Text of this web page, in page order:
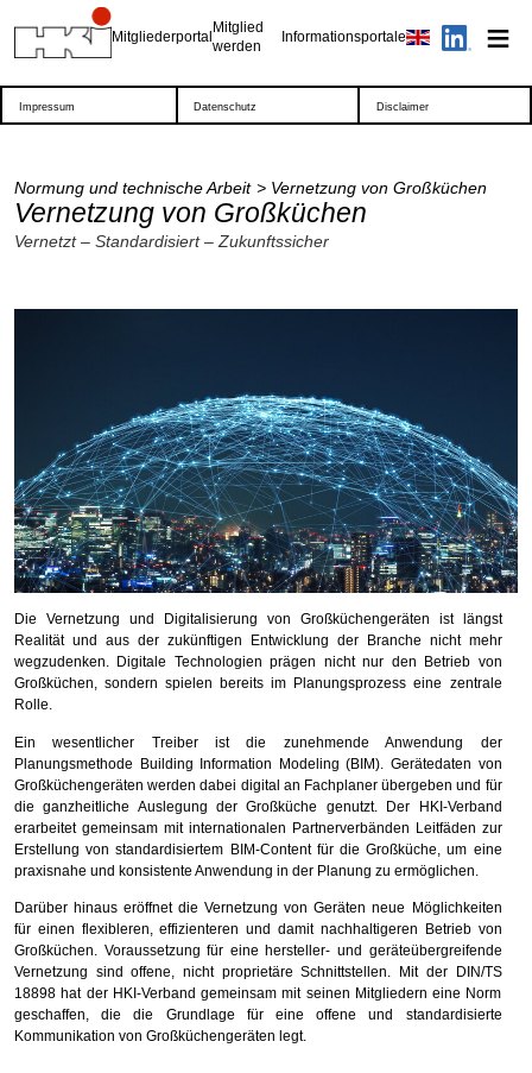
Mitgliederportal
Mitglied
werden
Informationsportale
Impressum Datenschutz Disclaimer
Normung und technische Arbeit Vernetzung von Großküchen
Vernetzung von Großküchen
Vernetzt – Standardisiert – Zukunftssicher
Die Vernetzung und Digitalisierung von Großküchengeräten ist längst
Realität und aus der zukünftigen Entwicklung der Branche nicht mehr
wegzudenken. Digitale Technologien prägen nicht nur den Betrieb von
Großküchen, sondern spielen bereits im Planungsprozess eine zentrale
Rolle.
Ein wesentlicher Treiber ist die zunehmende Anwendung der
Planungsmethode Building Information Modeling (BIM). Gerätedaten von
Großküchengeräten werden dabei digital an Fachplaner übergeben und für
die ganzheitliche Auslegung der Großküche genutzt. Der HKI-Verband
erarbeitet gemeinsam mit internationalen Partnerverbänden Leitfäden zur
Erstellung von standardisiertem BIM-Content für die Großküche, um eine
praxisnahe und konsistente Anwendung in der Planung zu ermöglichen.
Darüber hinaus eröffnet die Vernetzung von Geräten neue Möglichkeiten
für einen flexibleren, effizienteren und damit nachhaltigeren Betrieb von
Großküchen. Voraussetzung für eine hersteller- und geräteübergreifende
Vernetzung sind offene, nicht proprietäre Schnittstellen. Mit der DIN/TS
18898 hat der HKI-Verband gemeinsam mit seinen Mitgliedern eine Norm
geschaffen, die die Grundlage für eine offene und standardisierte
Kommunikation von Großküchengeräten legt.